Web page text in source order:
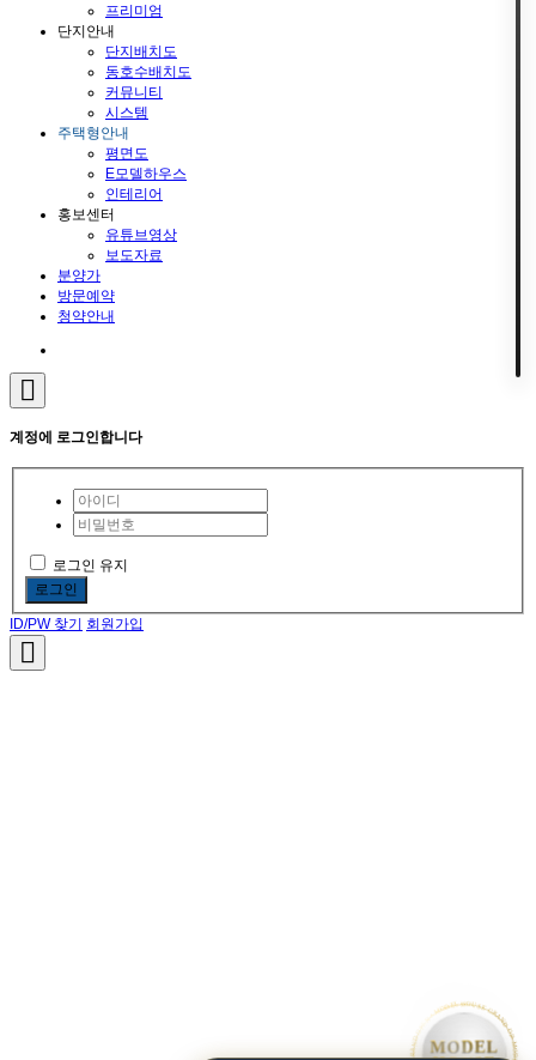
프리미엄
단지안내
단지배치도
동호수배치도
커뮤니티
시스템
주택형안내
평면도
E모델하우스
인테리어
홍보센터
유튜브영상
보도자료
분양가
방문예약
청약안내
계정에 로그인합니다
로그인 유지
로그인
ID/PW 찾기 회원가입
MODEL